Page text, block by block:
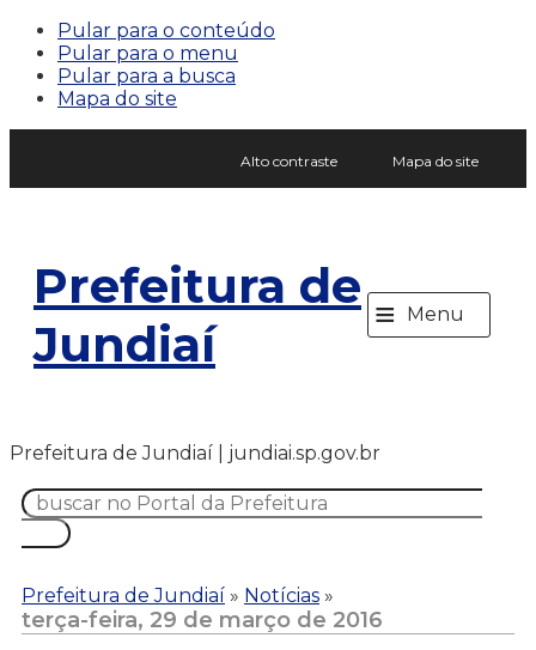
Pular para o conteúdo
Pular para o menu
Pular para a busca
Mapa do site
Alto contraste Mapa do site
Prefeitura de
Jundiaí
≡ Menu
Prefeitura de Jundiaí | jundiai.sp.gov.br
Prefeitura de Jundiaí » Notícias »
terça-feira, 29 de março de 2016